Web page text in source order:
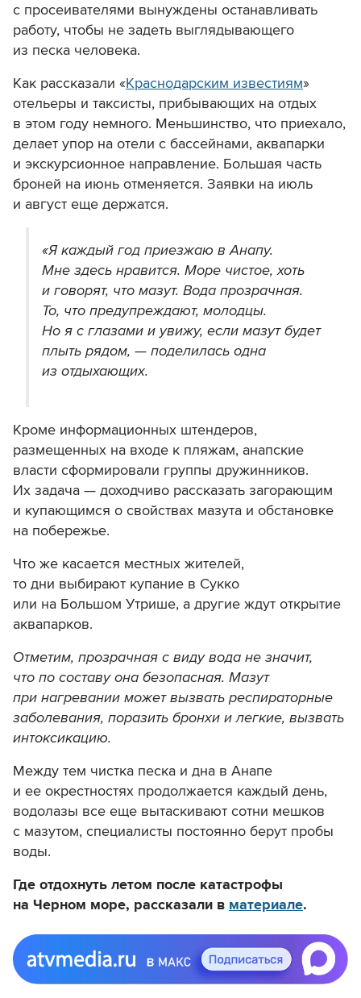
с просеивателями вынуждены останавливать
работу, чтобы не задеть выглядывающего
из песка человека.
Как рассказали «Краснодарским известиям»
отельеры и таксисты, прибывающих на отдых
в этом году немного. Меньшинство, что приехало,
делает упор на отели с бассейнами, аквапарки
и экскурсионное направление. Большая часть
броней на июнь отменяется. Заявки на июль
и август еще держатся.
«Я каждый год приезжаю в Анапу.
Мне здесь нравится. Море чистое, хоть
и говорят, что мазут. Вода прозрачная.
То, что предупреждают, молодцы.
Но я с глазами и увижу, если мазут будет
плыть рядом, — поделилась одна
из отдыхающих.
Кроме информационных штендеров,
размещенных на входе к пляжам, анапские
власти сформировали группы дружинников.
Их задача — доходчиво рассказать загорающим
и купающимся о свойствах мазута и обстановке
на побережье.
Что же касается местных жителей,
то дни выбирают купание в Сукко
или на Большом Утрише, а другие ждут открытие
аквапарков.
Отметим, прозрачная с виду вода не значит,
что по составу она безопасная. Мазут
при нагревании может вызвать респираторные
заболевания, поразить бронхи и легкие, вызвать
интоксикацию.
Между тем чистка песка и дна в Анапе
и ее окрестностях продолжается каждый день,
водолазы все еще вытаскивают сотни мешков
с мазутом, специалисты постоянно берут пробы
воды.
Где отдохнуть летом после катастрофы
на Черном море, рассказали в материале.